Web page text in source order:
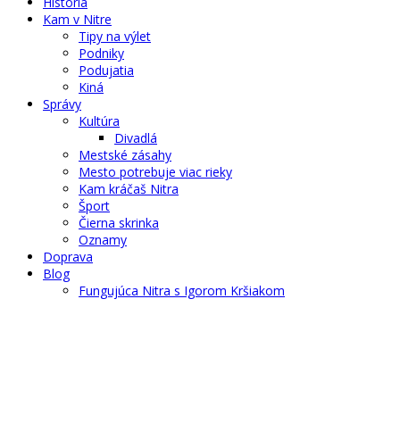
Kam v Nitre
Tipy na výlet
Podniky
Podujatia
Kiná
Správy
Kultúra
Divadlá
Mestské zásahy
Mesto potrebuje viac rieky
Kam kráčaš Nitra
Šport
Čierna skrinka
Oznamy
Doprava
Blog
Fungujúca Nitra s Igorom Kršiakom